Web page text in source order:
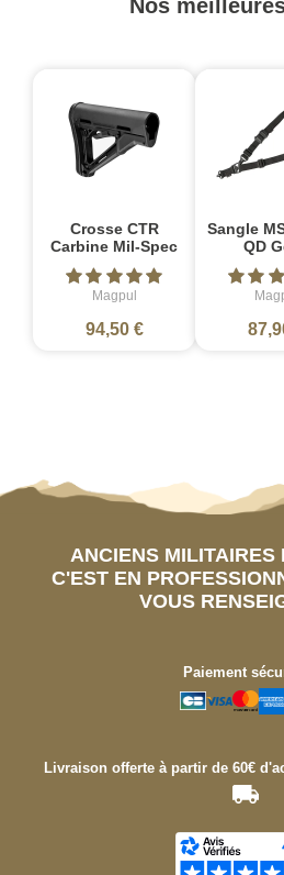
Nos
Crosse CTR
Carbine Mil-Spec
Magpul
94,50 €
Sangle
QD
ANCIENS MILITAIRES
C'EST EN
VOUS
Paiement
Livraison offerte à partir de 60€